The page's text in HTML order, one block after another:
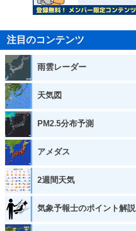
注目のコンテンツ
雨雲レーダー
天気図
PM2.5分布予測
アメダス
2週間天気
気象予報士のポイント解説